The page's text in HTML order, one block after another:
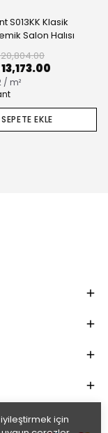
için
S013KK Klasik
Salon Halısı
/ m²
SEPETE EKLE